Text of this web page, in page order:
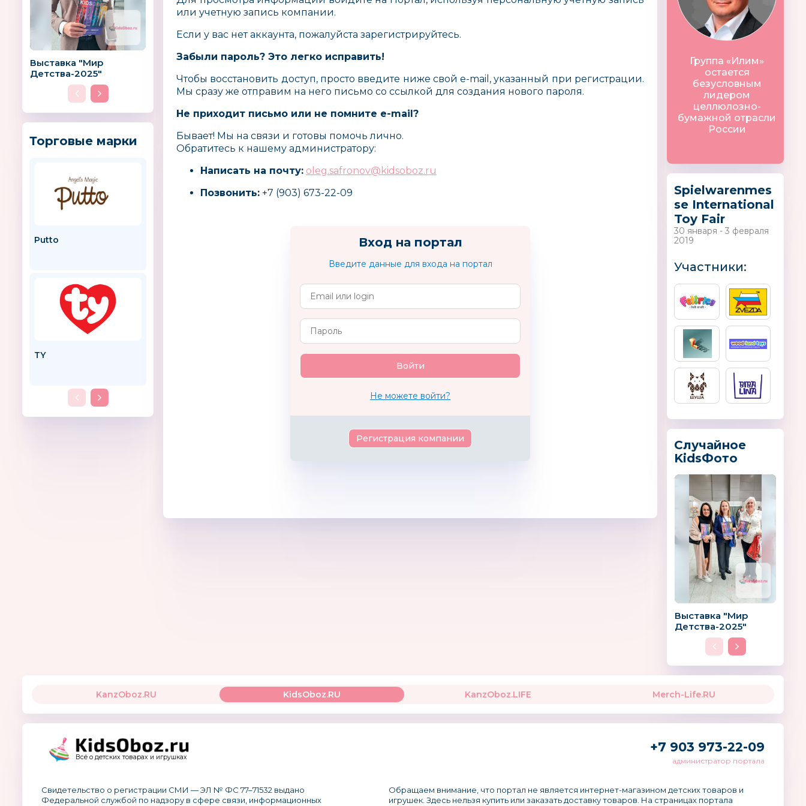
Выставка "Мир
Детства-2025"
Торговые марки
Putto
TY ГРАТ-ВЕСТ
MACLAREN
АНГЛИЯ
Munchkin
США
PEG PEREGO
или учетную запись компании.
Если у вас нет аккаунта, пожалуйста зарегистрируйтесь.
Забыли пароль? Это легко исправить!
Чтобы восстановить доступ, просто введите ниже свой e-mail, указанный при регистрации.
Мы сразу же отправим на него письмо со ссылкой для создания нового пароля.
Не приходит письмо или не помните e-mail?
Бывает! Мы на связи и готовы помочь лично.
Обратитесь к нашему администратору:
Написать на почту: oleg.safronov@kidsoboz.ru
Позвонить: +7 (903) 673-22-09
Вход на портал
Введите данные для входа на портал
Не можете войти?
Регистрация компании
Группа «Илим»
остается
безусловным
лидером
целлюлозно-
бумажной отрасли
России
Spielwarenmes
se International
Toy Fair
30 января - 3 февраля
2019
Участники:
Случайное
KidsФото
Выставка "Мир
Детства-2025"
KanzOboz.RU KidsOboz.RU KanzOboz.LIFE Merch-Life.RU
Всё о детских товарах и игрушках
+7 903 973-22-09
администратор портала
Свидетельство о регистрации СМИ — ЭЛ № ФС 77–71532 выдано
Федеральной службой по надзору в сфере связи, информационных
Обращаем внимание, что портал не является интернет-магазином детских товаров и
игрушек. Здесь нельзя купить или заказать доставку товаров. На страницах портала